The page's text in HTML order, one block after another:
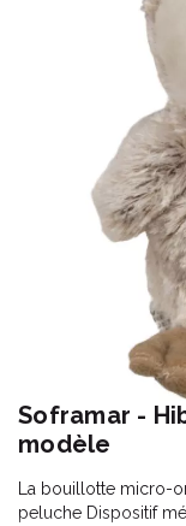
Soframar -
modèle
La bouillotte micro-
peluche Dispositif